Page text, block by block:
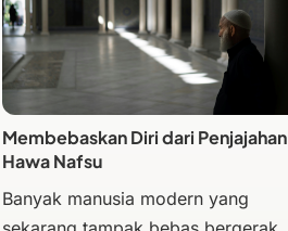
Membebaskan Diri dari Penjajahan
Hawa Nafsu
Banyak manusia modern yang